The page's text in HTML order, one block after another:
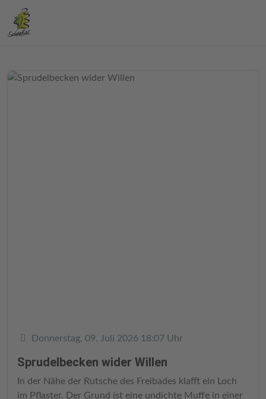
DetailsDonnerstag, 09. Juli 2026 18:07 Uhr
Sprudelbecken wider Willen
In der Nähe der Rutsche des Freibades klafft ein Loch
im Pflaster. Der Grund ist eine undichte Muffe in einer